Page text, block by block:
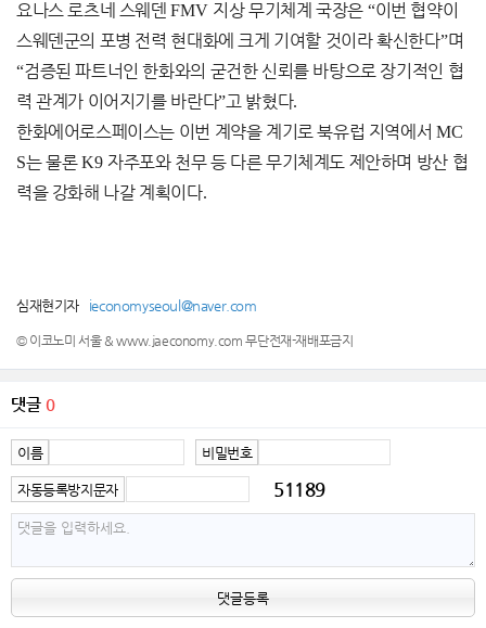
요나스 로츠네 스웨덴FMV 지상 무기체계 국장은 “이번 협약이
스웨덴군의 포병 전력 현대화에 크게 기여할 것이라 확신한다”며
“검증된 파트너인 한화와의 굳건한 신뢰를 바탕으로 장기적인 협
력 관계가 이어지기를 바란다”고 밝혔다.
한화에어로스페이스는 이번 계약을 계기로 북유럽 지역에서 MC
S는 물론K9자주포와 천무 등 다른 무기체계도 제안하며 방산 협
력을 강화해 나갈 계획이다.
심재현기자 ieconomyseoul@naver.com
© 이코노미 서울 & www.jaeconomy.com 무단전재-재배포금지
댓글 0
이름 비밀번호
자동등록방지문자 51189
댓글등록